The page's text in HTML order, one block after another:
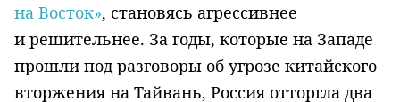
на Восток», становясь агрессивнее
и решительнее. За годы, которые на Западе
прошли под разговоры об угрозе китайского
вторжения на Тайвань, Россия отторгла два